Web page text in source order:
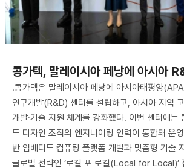
콩가텍, 말레이시아 페낭에 아시아
.콩가텍은 말레이시아 페낭에 아시아태평양
연구개발(R&D) 센터를 설립하고, 아시아 지역
개발·기술 지원 체계를 강화했다. 이번 센터에는
드 디자인 조직의 엔지니어링 인력이 통합돼 운영
반 임베디드 컴퓨팅 플랫폼 개발과 맞춤형 기술
글로벌 전략인 ‘로컬 포 로컬(Local for Local)’